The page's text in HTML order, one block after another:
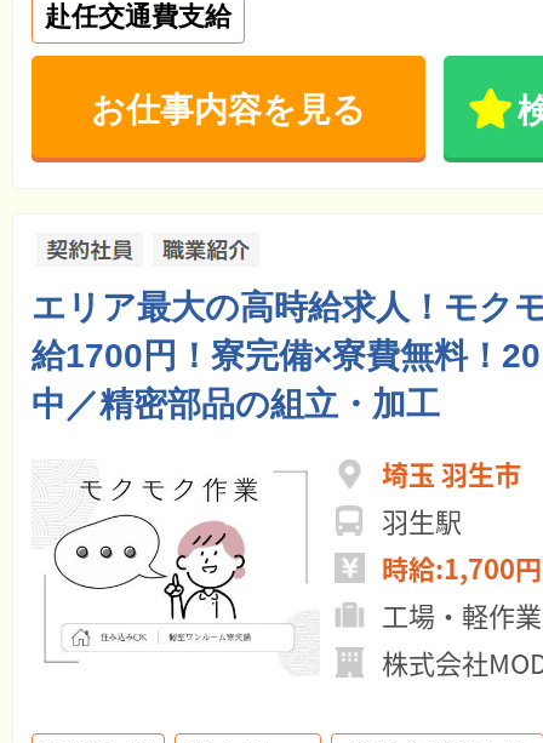
赴任交通費支給
お仕事内容を見る
エリア最大の高時給求人！モク
給1700円！寮完備×寮費無料！
中／精密部品の組立・加工
埼玉 羽生市
羽生駅
時給:1,700
工場・軽作業
株式会社